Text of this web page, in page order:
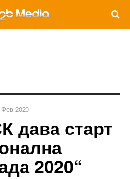
Фев 2020
дава старт
2020“